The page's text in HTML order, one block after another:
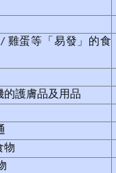
雞蛋等「易發」的食
的護膚品及用品
物